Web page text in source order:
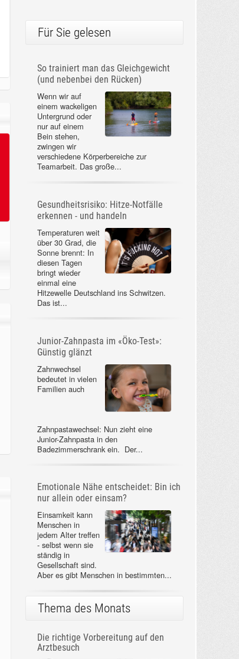
Für Sie gelesen
So trainiert man das Gleichgewicht
(und nebenbei den Rücken)
Wenn wir auf
einem wackeligen
Untergrund oder
nur auf einem
Bein stehen,
zwingen wir
verschiedene Körperbereiche zur
Teamarbeit. Das große...
Gesundheitsrisiko: Hitze-Notfälle
erkennen - und handeln
Temperaturen weit
über 30 Grad, die
Sonne brennt: In
diesen Tagen
bringt wieder
einmal eine
Hitzewelle Deutschland ins Schwitzen.
Das ist...
Junior-Zahnpasta im «Öko-Test»:
Günstig glänzt
Zahnwechsel
bedeutet in vielen
Familien auch
Zahnpastawechsel: Nun zieht eine
Junior-Zahnpasta in den
Badezimmerschrank ein. Der...
Emotionale Nähe entscheidet: Bin ich
nur allein oder einsam?
Einsamkeit kann
Menschen in
jedem Alter treffen
- selbst wenn sie
ständig in
Gesellschaft sind.
Aber es gibt Menschen in bestimmten...
Thema des Monats
Die richtige Vorbereitung auf den
Arztbesuch